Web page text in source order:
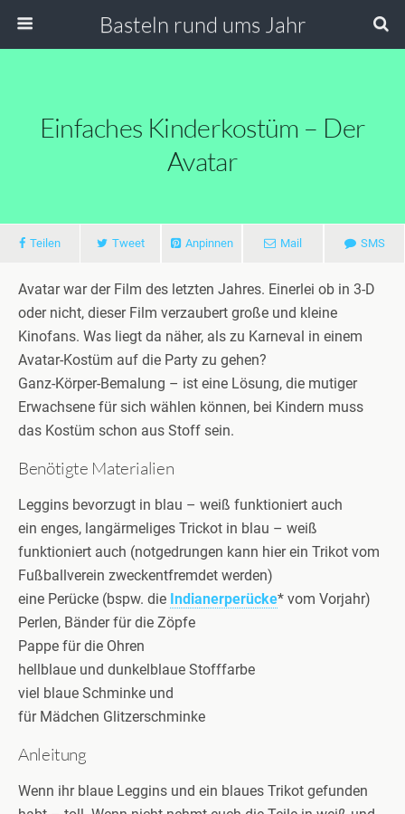
Basteln rund ums Jahr
Einfaches Kinderkostüm – Der
Avatar
Teilen Tweet Anpinnen Mail SMS
Avatar war der Film des letzten Jahres. Einerlei ob in 3-D
oder nicht, dieser Film verzaubert große und kleine
Kinofans. Was liegt da näher, als zu Karneval in einem
Avatar-Kostüm auf die Party zu gehen?
Ganz-Körper-Bemalung – ist eine Lösung, die mutiger
Erwachsene für sich wählen können, bei Kindern muss
das Kostüm schon aus Stoff sein.
Benötigte Materialien
Leggins bevorzugt in blau – weiß funktioniert auch
ein enges, langärmeliges Trickot in blau – weiß
funktioniert auch (notgedrungen kann hier ein Trikot vom
Fußballverein zweckentfremdet werden)
eine Perücke (bspw. die Indianerperücke* vom Vorjahr)
Perlen, Bänder für die Zöpfe
Pappe für die Ohren
hellblaue und dunkelblaue Stofffarbe
viel blaue Schminke und
für Mädchen Glitzerschminke
Anleitung
Wenn ihr blaue Leggins und ein blaues Trikot gefunden